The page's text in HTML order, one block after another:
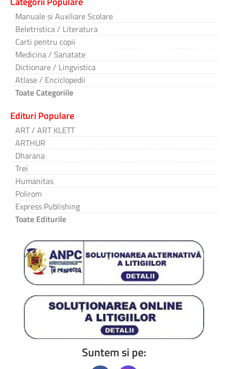
Manuale si Auxiliare Scolare
Beletristica / Literatura
Carti pentru copii
Medicina / Sanatate
Dictionare / Lingvistica
Atlase / Enciclopedii
Toate Categoriile
Edituri Populare
ART / ART KLETT
ARTHUR
Dharana
Trei
Humanitas
Polirom
Express Publishing
Toate Editurile
Suntem si pe: